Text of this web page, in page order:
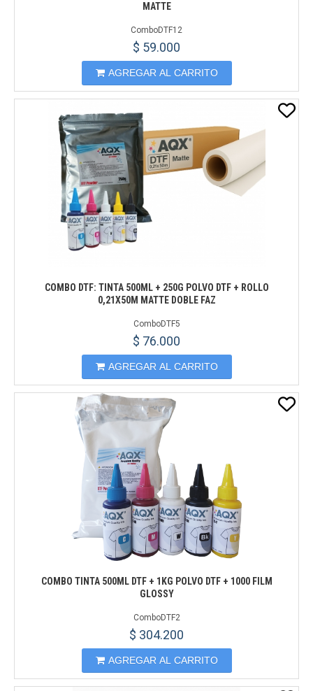
MATTE
ComboDTF12
$ 59.000
AGREGAR AL CARRITO
COMBO DTF: TINTA 500ML + 250G POLVO DTF + ROLLO
0,21X50M MATTE DOBLE FAZ
ComboDTF5
$ 76.000
AGREGAR AL CARRITO
COMBO TINTA 500ML DTF + 1KG POLVO DTF + 1000 FILM
GLOSSY
ComboDTF2
$ 304.200
AGREGAR AL CARRITO